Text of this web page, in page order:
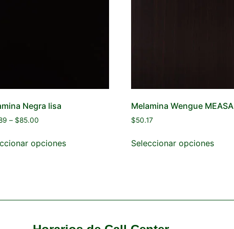
Negra lisa
– $85.00
opciones
Melamina Wengue MEASA
$50.17
Seleccionar opciones